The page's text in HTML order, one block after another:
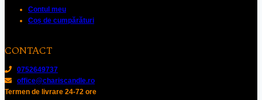
Contul meu
Coș de cumpărături
CONTACT
0752649737
office@chariscandle.ro
Termen de livrare 24-72 ore